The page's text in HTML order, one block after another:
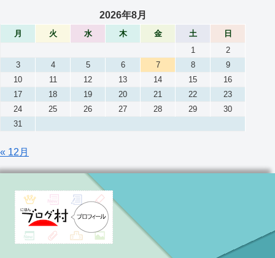
2026年8月
月 火 水 木 金 土
日
1
2
3
4 5 6 7 8
9
10
11 12 13 14 15
16
17
18 19 20 21 22
23
24
25 26 27 28 29
30
31
« 12月